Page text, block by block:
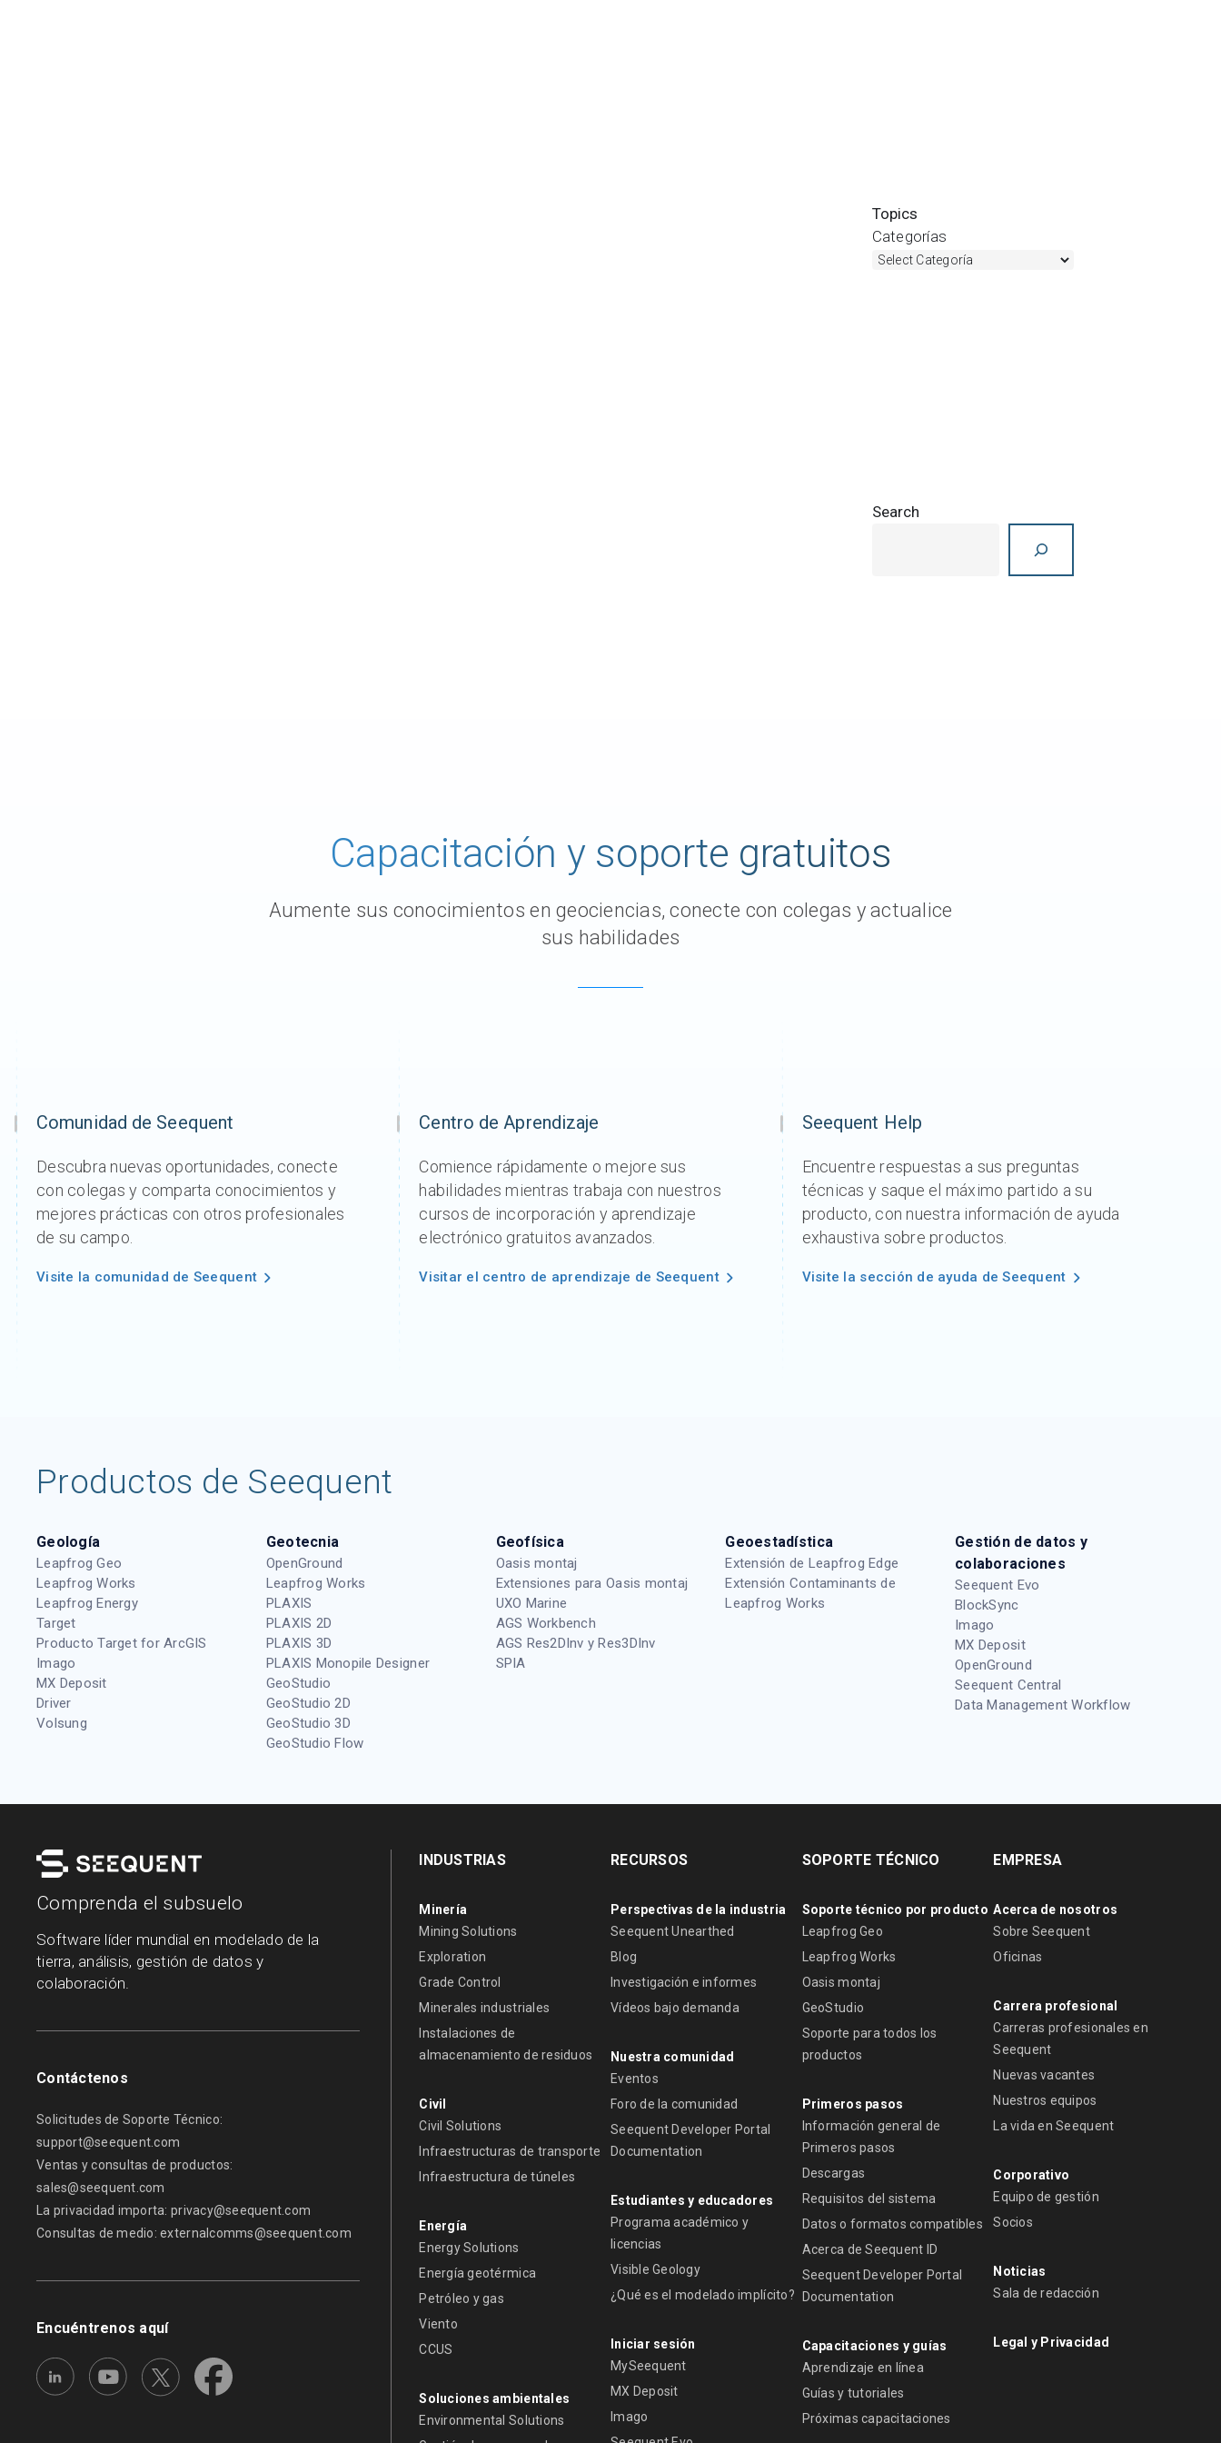
Topics
Categorías
Search
Capacitación y soporte gratuitos
Aumente sus conocimientos en geociencias, conecte con colegas y actualice
sus habilidades
Comunidad de Seequent
Descubra nuevas oportunidades, conecte
con colegas y comparta conocimientos y
mejores prácticas con otros profesionales
de su campo.
Visite la comunidad de Seequent
Centro de Aprendizaje
Comience rápidamente o mejore sus
habilidades mientras trabaja con nuestros
cursos de incorporación y aprendizaje
electrónico gratuitos avanzados.
Visitar el centro de aprendizaje de Seequent
Seequent Help
Encuentre respuestas a sus preguntas
técnicas y saque el máximo partido a su
producto, con nuestra información de ayuda
exhaustiva sobre productos.
Visite la sección de ayuda de Seequent
Productos de Seequent
Geología
Leapfrog Geo
Leapfrog Works
Leapfrog Energy
Target
Producto Target for ArcGIS
Imago
MX Deposit
Driver
Volsung
Geotecnia
OpenGround
Leapfrog Works
PLAXIS
PLAXIS 2D
PLAXIS 3D
PLAXIS Monopile Designer
GeoStudio
GeoStudio 2D
GeoStudio 3D
GeoStudio Flow
Geofísica
Oasis montaj
Extensiones para Oasis montaj
UXO Marine
AGS Workbench
AGS Res2DInv y Res3DInv
SPIA
Geoestadística
Extensión de Leapfrog Edge
Extensión Contaminants de
Leapfrog Works
Gestión de datos y
colaboraciones
Seequent Evo
BlockSync
Imago
MX Deposit
OpenGround
Seequent Central
Data Management Workflow
Comprenda el subsuelo
Software líder mundial en modelado de la
tierra, análisis, gestión de datos y
colaboración.
Contáctenos
Solicitudes de Soporte Técnico:
support@seequent.com
Ventas y consultas de productos:
sales@seequent.com
La privacidad importa: privacy@seequent.com
Consultas de medio:externalcomms@seequent.com
Encuéntrenos aquí
INDUSTRIAS
Minería
Mining Solutions
Exploration
Grade Control
Minerales industriales
Instalaciones de
almacenamiento de residuos
Civil
Civil Solutions
Infraestructuras de transporte
Infraestructura de túneles
Energía
Energy Solutions
Energía geotérmica
Petróleo y gas
Viento
CCUS
Soluciones ambientales
Environmental Solutions
RECURSOS
Perspectivas de la industria
Seequent Unearthed
Blog
Investigación e informes
Vídeos bajo demanda
Nuestra comunidad
Eventos
Foro de la comunidad
Seequent Developer Portal
Documentation
Estudiantes y educadores
Programa académico y
licencias
Visible Geology
¿Qué es el modelado implícito?
Iniciar sesión
MySeequent
MX Deposit
Imago
SOPORTE TÉCNICO
Soporte técnico por producto
Leapfrog Geo
Leapfrog Works
Oasis montaj
GeoStudio
Soporte para todos los
productos
Primeros pasos
Información general de
Primeros pasos
Descargas
Requisitos del sistema
Datos o formatos compatibles
Acerca de Seequent ID
Seequent Developer Portal
Documentation
Capacitaciones y guías
Aprendizaje en línea
Guías y tutoriales
Próximas capacitaciones
EMPRESA
Acerca de nosotros
Sobre Seequent
Oficinas
Carrera profesional
Carreras profesionales en
Seequent
Nuevas vacantes
Nuestros equipos
La vida en Seequent
Corporativo
Equipo de gestión
Socios
Noticias
Sala de redacción
Legal y Privacidad